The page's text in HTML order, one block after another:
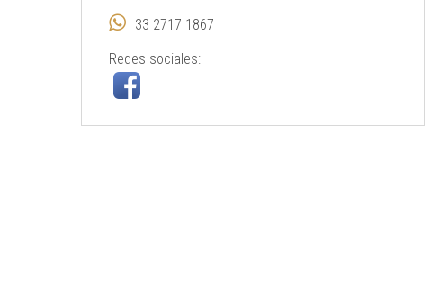
33 2717 1867
Redes sociales: